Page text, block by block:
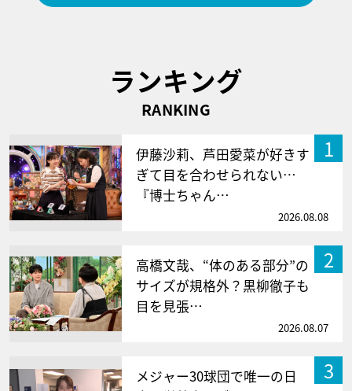
ランキング
RANKING
1
伊藤沙莉、芦田愛菜が好きす
ぎて目を合わせられない…
『博士ちゃん…
2026.08.08
2
高橋文哉、“体のある部分”の
サイズが規格外？黒柳徹子も
目を見張…
2026.08.07
3
メジャー30球団で唯一の日